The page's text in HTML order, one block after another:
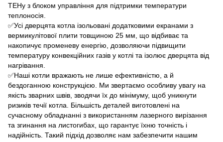
ТЕНу з блоком управління для підтримки температури
теплоносія.
✅Усі дверцята котла ізольовані додатковими екранами з
вермикулітової плити товщиною 25 мм, що відбиває та
накопичує променеву енергію, дозволяючи підвищити
температуру конвекційних газів у котлі та ізолює дверцята від
нагрівання.
✅Наші котли вражають не лише ефективністю, а й
бездоганною конструкцією. Ми звертаємо особливу увагу на
якість зварних швів, зводячи їх до мінімуму, щоб уникнути
ризиків течії котла. Більшість деталей виготовлені на
сучасному обладнанні з використанням лазерного вирізання
та згинання на листогибах, що гарантує їхню точність і
надійність. Такий підхід дозволяє нам забезпечити нашим